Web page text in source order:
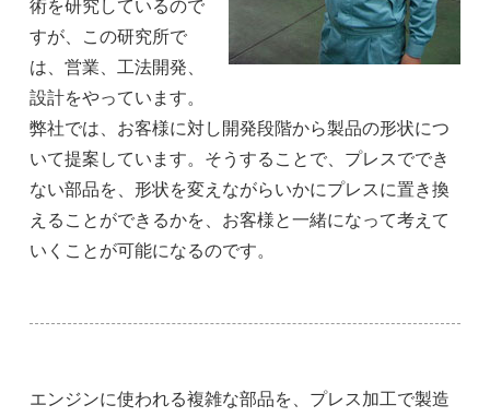
術を研究しているので
すが、この研究所で
は、営業、工法開発、
設計をやっています。
弊社では、お客様に対し開発段階から製品の形状につ
いて提案しています。そうすることで、プレスででき
ない部品を、形状を変えながらいかにプレスに置き換
えることができるかを、お客様と一緒になって考えて
いくことが可能になるのです。
エンジンに使われる複雑な部品を、プレス加工で製造